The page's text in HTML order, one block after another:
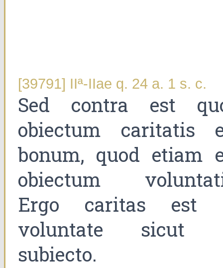
[39791] IIª-IIae q. 24 a. 1 s. c.
Sed contra est
obiectum caritatis
bonum, quod etiam
obiectum
Ergo caritas est
voluntate sicut
subiecto.